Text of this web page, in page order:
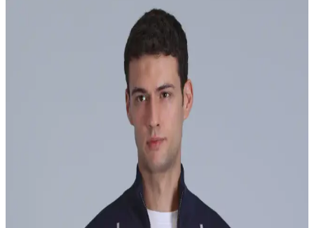
Erkek keten pantolonlar, yaz modasında rahatlık ve şıklık sunar.
Farklı modeller, renk seçenekleri ve uygun fiyatlarla online
alışverişte bulunabilir, sezon indirimlerinden yararlanabilirsiniz.
Adidas Erkek Parkaları: Güncel ve Fonksiyonel
Tasarımlarla Kışa Hazırlık
Adidas erkek parkaları, şıklık ve fonksiyonelliği bir arada sunar. Su
ve rüzgar geçirmez özellikleriyle soğuk havalara karşı koruma
sağlar, modern tasarımlarıyla tarzınızı tamamlar.
Siyah Erkek Eşofmanların Moda ve Konfor
Dengesini Yansıtan Güncel Seçenekler
Siyah erkek eşofmanlar, şıklık ve konforu bir arada sunar, kolay